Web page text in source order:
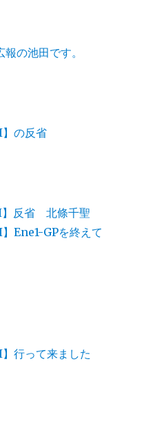
の池田です。
】の反省
】反省 北條千聖
Ene1-GPを終えて
行って来ました